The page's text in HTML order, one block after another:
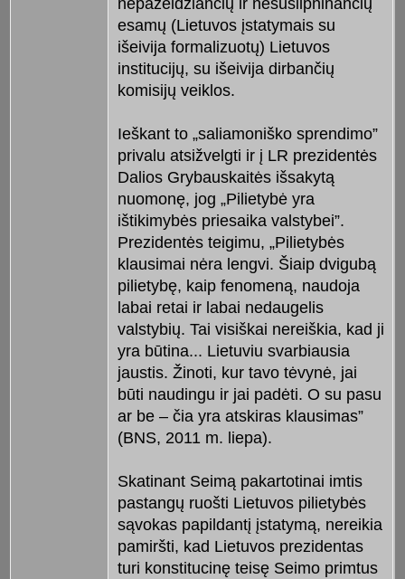
esamų (Lietuvos įstatymais su
išeivija formalizuotų) Lietuvos
institucijų, su išeivija dirbančių
komisijų veiklos.
Ieškant to „saliamoniško sprendimo”
privalu atsižvelgti ir į LR prezidentės
Dalios Grybauskaitės išsakytą
nuomonę, jog „Pilietybė yra
ištikimybės priesaika valstybei”.
Prezidentės teigimu, „Pilietybės
klausimai nėra lengvi. Šiaip dvigubą
pilietybę, kaip fenomeną, naudoja
labai retai ir labai nedaugelis
valstybių. Tai visiškai nereiškia, kad ji
yra būtina... Lietuviu svarbiausia
jaustis. Žinoti, kur tavo tėvynė, jai
būti naudingu ir jai padėti. O su pasu
ar be – čia yra atskiras klausimas”
(BNS, 2011 m. liepa).
Skatinant Seimą pakartotinai imtis
pastangų ruošti Lietuvos pilietybės
sąvokas papildantį įstatymą, nereikia
pamiršti, kad Lietuvos prezidentas
turi konstitucinę teisę Seimo primtus